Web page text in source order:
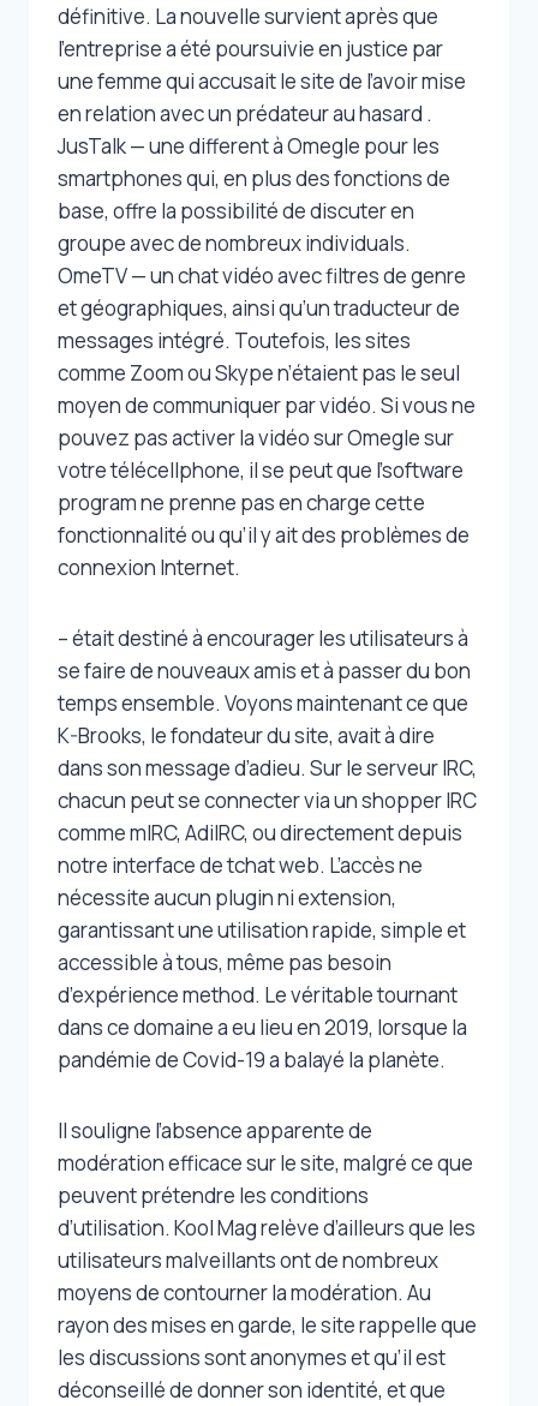
définitive. La nouvelle survient après que
l’entreprise a été poursuivie en justice par
une femme qui accusait le site de l’avoir mise
en relation avec un prédateur au hasard .
JusTalk — une different à Omegle pour les
smartphones qui, en plus des fonctions de
base, offre la possibilité de discuter en
groupe avec de nombreux individuals.
OmeTV — un chat vidéo avec filtres de genre
et géographiques, ainsi qu’un traducteur de
messages intégré. Toutefois, les sites
comme Zoom ou Skype n’étaient pas le seul
moyen de communiquer par vidéo. Si vous ne
pouvez pas activer la vidéo sur Omegle sur
votre télécellphone, il se peut que l’software
program ne prenne pas en charge cette
fonctionnalité ou qu’il y ait des problèmes de
connexion Internet.
– était destiné à encourager les utilisateurs à
se faire de nouveaux amis et à passer du bon
temps ensemble. Voyons maintenant ce que
K-Brooks, le fondateur du site, avait à dire
dans son message d’adieu. Sur le serveur IRC,
chacun peut se connecter via un shopper IRC
comme mIRC, AdiIRC, ou directement depuis
notre interface de tchat web. L’accès ne
nécessite aucun plugin ni extension,
garantissant une utilisation rapide, simple et
accessible à tous, même pas besoin
d’expérience method. Le véritable tournant
dans ce domaine a eu lieu en 2019, lorsque la
pandémie de Covid-19 a balayé la planète.
Il souligne l’absence apparente de
modération efficace sur le site, malgré ce que
peuvent prétendre les conditions
d’utilisation. Kool Mag relève d’ailleurs que les
utilisateurs malveillants ont de nombreux
moyens de contourner la modération. Au
rayon des mises en garde, le site rappelle que
les discussions sont anonymes et qu’il est
déconseillé de donner son identité, et que